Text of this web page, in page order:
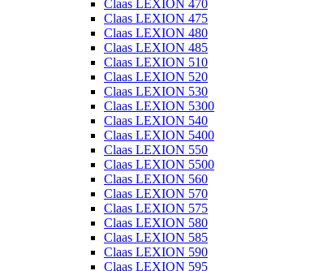
Claas LEXION 470
Claas LEXION 475
Claas LEXION 480
Claas LEXION 485
Claas LEXION 510
Claas LEXION 520
Claas LEXION 530
Claas LEXION 5300
Claas LEXION 540
Claas LEXION 5400
Claas LEXION 550
Claas LEXION 5500
Claas LEXION 560
Claas LEXION 570
Claas LEXION 575
Claas LEXION 580
Claas LEXION 585
Claas LEXION 590
Claas LEXION 595